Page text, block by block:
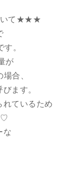
いて★★★
。
が
合、
ます。
れているため
♡
な